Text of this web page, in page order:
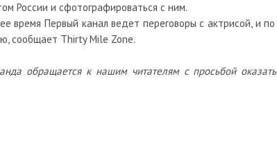
России и сфотографироваться с ним.
время Первый канал ведет переговоры с актрисой, и
сообщает Thirty Mile Zone.
обращается к нашим читателям с просьбой